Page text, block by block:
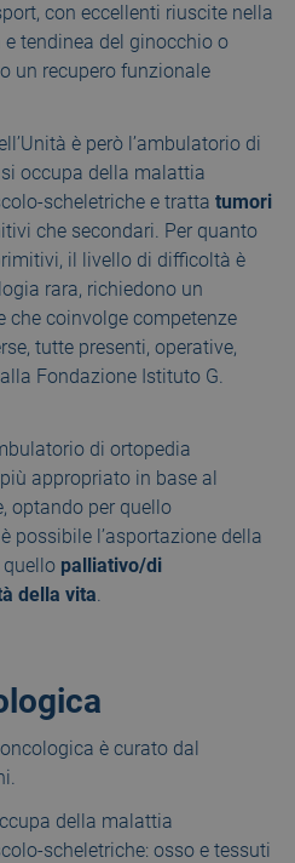
con eccellenti riuscite nella
tendinea del ginocchio o
un recupero funzionale
è però l’ambulatorio di
si occupa della malattia
scheletriche e tratta tumori
che secondari. Per quanto
il livello di difficoltà è
rara, richiedono un
coinvolge competenze
tutte presenti, operative,
Fondazione Istituto G.
di ortopedia
appropriato in base al
optando per quello
possibile l’asportazione della
palliativo/di
della vita.
è curato dal
della malattia
scheletriche: osso e tessuti